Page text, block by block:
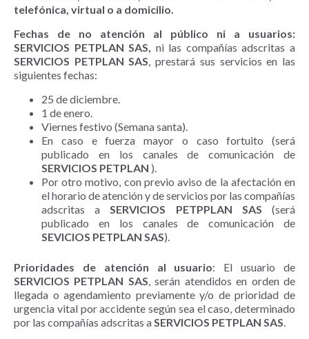
telefónica, virtual o a domicilio.
Fechas de no atención al público ni a usuarios:
SERVICIOS PETPLAN SAS, ni las compañías adscritas a
SERVICIOS PETPLAN SAS, prestará sus servicios en las
siguientes fechas:
25 de diciembre.
1 de enero.
Viernes festivo (Semana santa).
En caso e fuerza mayor o caso fortuito (será
publicado en los canales de comunicación de
SERVICIOS PETPLAN ).
Por otro motivo, con previo aviso de la afectación en
el horario de atención y de servicios por las compañías
adscritas aSERVICIOS PETPPLAN SAS(será
publicado en los canales de comunicación de
SEVICIOS PETPLAN SAS).
Prioridades de atención al usuario: El usuario de
SERVICIOS PETPLAN SAS, serán atendidos en orden de
llegada o agendamiento previamente y/o de prioridad de
urgencia vital por accidente según sea el caso, determinado
por las compañías adscritas aSERVICIOS PETPLAN SAS.